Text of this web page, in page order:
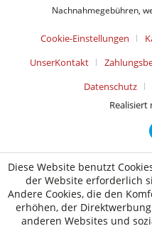
Nachnahmegebühren,
Cookie-Einstellungen
UnserKontakt
Datenschutz
Realisiert
Diese Website benutzt
der Website erforderlich
Andere Cookies, die den
erhöhen, der
anderen Websites und